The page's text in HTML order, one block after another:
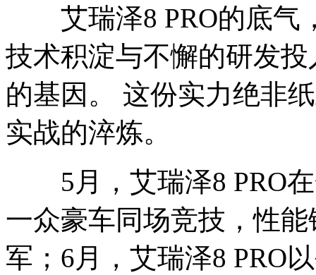
艾瑞泽8 PRO的底气
技术积淀与不懈的研发
的基因。 这份实力绝非
实战的淬炼。
5月，艾瑞泽8 PRO在
一众豪车同场竞技，性
军；6月，艾瑞泽8 PRO